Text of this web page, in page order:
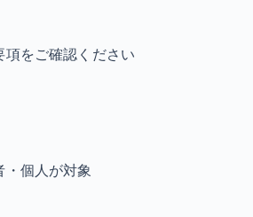
項をご確認ください
・個人が対象